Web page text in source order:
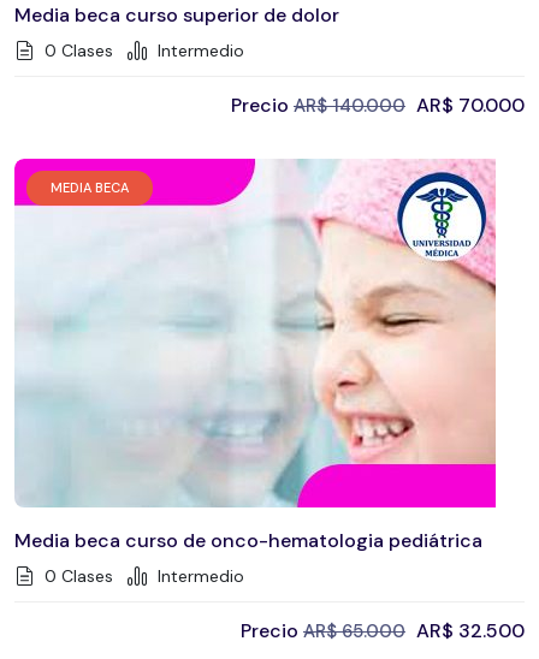
Media beca curso superior de dolor
0 Clases Intermedio
Precio AR$140.000 AR$ 70.000
MEDIA BECA
Media beca curso de onco-hematologia pediátrica
0 Clases Intermedio
Precio AR$65.000 AR$ 32.500